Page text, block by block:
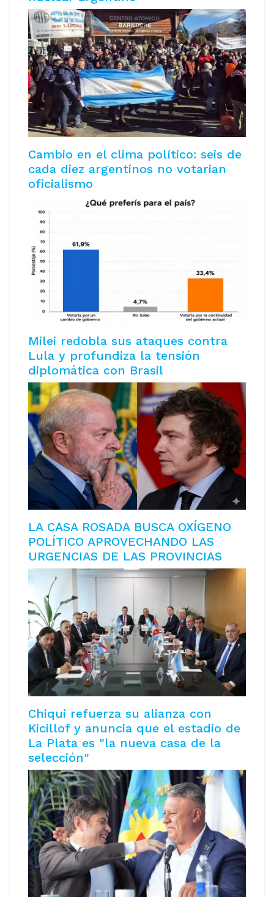
Cambio en el clima político: seis de
cada diez argentinos no votarian
oficialismo
Milei redobla sus ataques contra
Lula y profundiza la tensión
diplomática con Brasil
LA CASA ROSADA BUSCA OXÍGENO
POLÍTICO APROVECHANDO LAS
URGENCIAS DE LAS PROVINCIAS
Chiqui refuerza su alianza con
Kicillof y anuncia que el estadio de
La Plata es "la nueva casa de la
selección"